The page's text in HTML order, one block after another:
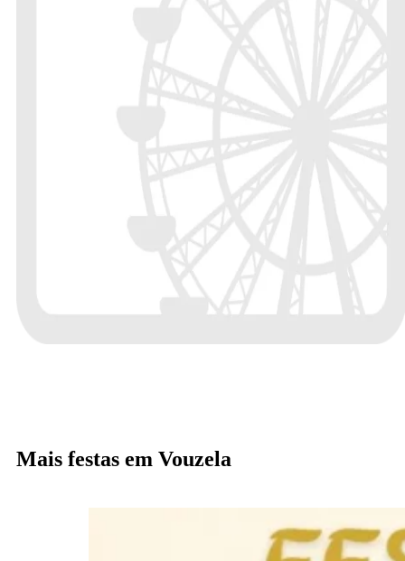
Mais festas em Vouzela